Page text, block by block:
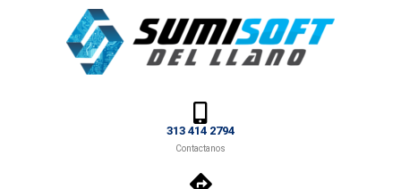
313 414 2794
Contactanos